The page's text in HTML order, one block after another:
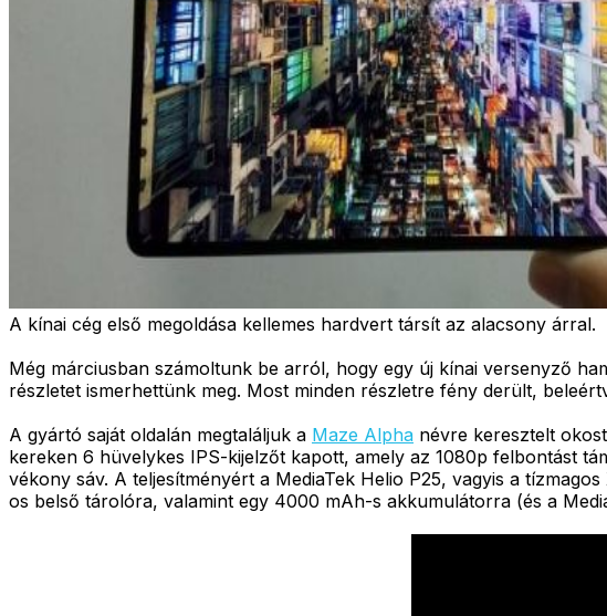
A kínai cég első megoldása kellemes hardvert társít az alacsony árral.
Még márciusban számoltunk be arról, hogy egy új kínai versenyző
részletet ismerhettünk meg. Most minden részletre fény derült,
A gyártó saját oldalán megtaláljuk a Maze Alpha névre keresztelt
kereken 6 hüvelykes IPS-kijelzőt kapott, amely az 1080p felbontást
vékony sáv. A teljesítményért a MediaTek Helio P25, vagyis a
os belső tárolóra, valamint egy 4000 mAh-s akkumulátorra (és a